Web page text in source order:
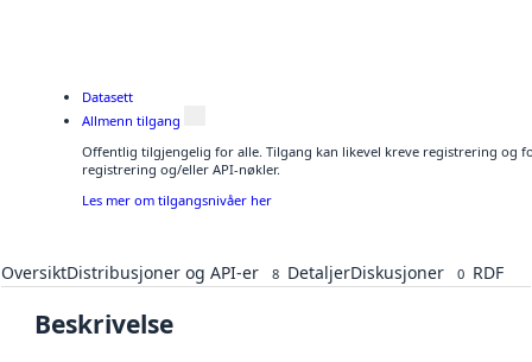
Datasett
Allmenn tilgang
Offentlig tilgjengelig for alle. Tilgang kan likevel kreve registrering og
registrering og/eller API-nøkler.
Les mer om tilgangsnivåer her
OversiktDistribusjoner og API-er 8 DetaljerDiskusjoner 0 RDF
Beskrivelse